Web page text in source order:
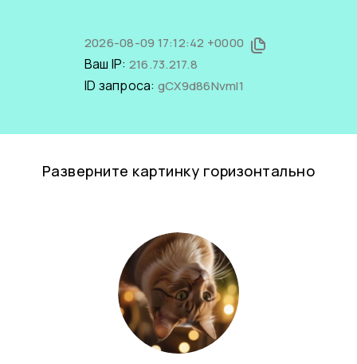
2026-08-09 17:12:42 +0000
Ваш IP: 216.73.217.8
ID запроса: gCX9d86NvmI1
Разверните картинку горизонтально